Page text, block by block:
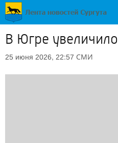
В Югре
25 июня 2026, 22:57 СМИ